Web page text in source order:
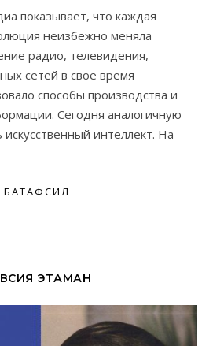
неизбежно меняла
радио, телевидения,
сетей в свое время
способы производства и
Сегодня аналогичную
интеллект. На
БАТАФСИЛ
ЭТАМАН